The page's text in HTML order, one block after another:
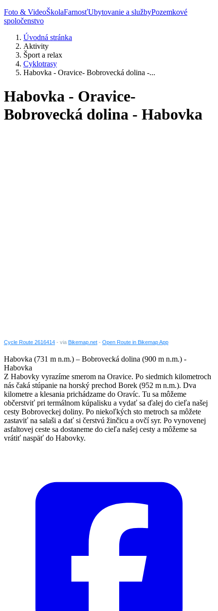
Foto & VideoŠkolaFarnosťUbytovanie a službyPozemkové
spoločenstvo
Úvodná stránka
Aktivity
Šport a relax
Cyklotrasy
Habovka - Oravice- Bobrovecká dolina -...
Habovka - Oravice-
Bobrovecká dolina - Habovka
Cycle Route 2616414 - via Bikemap.net - Open Route in Bikemap App
Habovka (731 m n.m.) – Bobrovecká dolina (900 m n.m.) -
Habovka
Z Habovky vyrazíme smerom na Oravice. Po siedmich kilometroch
nás čaká stúpanie na horský prechod Borek (952 m n.m.). Dva
kilometre a klesania prichádzame do Oravíc. Tu sa môžeme
občerstviť pri termálnom kúpalisku a vydať sa ďalej do cieľa našej
cesty Bobroveckej doliny. Po niekoľkých sto metroch sa môžete
zastaviť na salaši a dať si čerstvú žinčicu a ovčí syr. Po vynovenej
asfaltovej ceste sa dostaneme do cieľa našej cesty a môžeme sa
vrátiť naspäť do Habovky.